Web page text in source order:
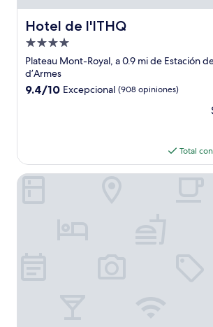
Hotel de l'ITHQ
Hotel de l'ITHQ
Propiedad
de
4.0
estrellas
Plateau Mont-Royal, a 0.9 mi de Estación
d’Armes
9.4
9.4/10 Excepcional (908 opiniones)
Total
Le Westin Montréal